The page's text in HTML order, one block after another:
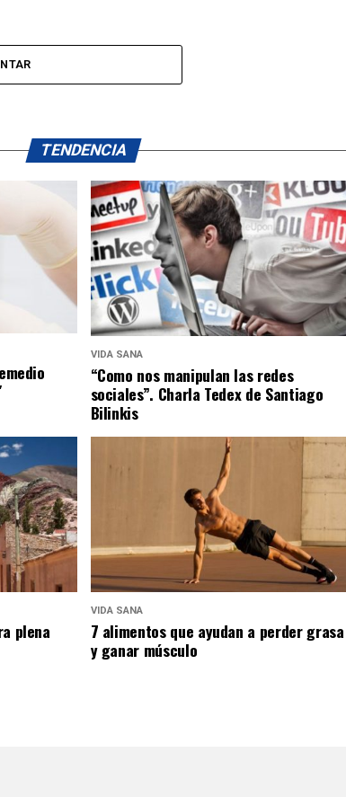
TENDENCIA
VIDA SANA
“Como nos manipulan las redes
sociales”. Charla Tedex de Santiago
Bilinkis
plena
VIDA SANA
7 alimentos que ayudan a perder grasa
y ganar músculo